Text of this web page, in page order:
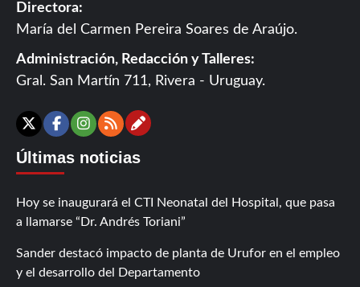
Directora:
María del Carmen Pereira Soares de Araújo.
Administración, Redacción y Talleres:
Gral. San Martín 711, Rivera - Uruguay.
X Facebook
Instagram
RSSContáctanos
Últimas noticias
Hoy se inaugurará el CTI Neonatal del Hospital, que pasa
a llamarse “Dr. Andrés Toriani”
Sander destacó impacto de planta de Urufor en el empleo
y el desarrollo del Departamento